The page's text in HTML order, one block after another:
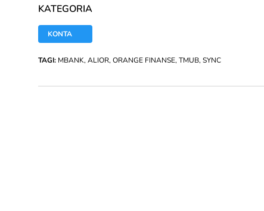
KATEGORIA
KONTA
TAGI: MBANK, ALIOR, ORANGE FINANSE, TMUB, SYNC